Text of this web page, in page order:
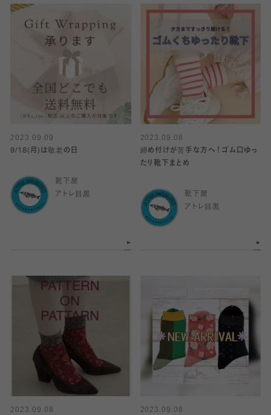
2023.09.09
9/18(月)は敬老の日
靴下屋
アトレ目黒
2023.09.08
締め付けが苦手な方へ！ゴム口ゆっ
たり靴下まとめ
靴下屋
アトレ目黒
2023.09.08
2023.09.08